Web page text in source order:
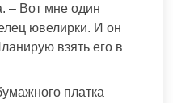
– Вот мне один
ювелирки. И он
взять его в
платка